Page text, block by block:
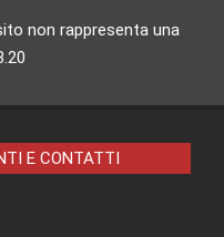
non rappresenta una
E CONTATTI